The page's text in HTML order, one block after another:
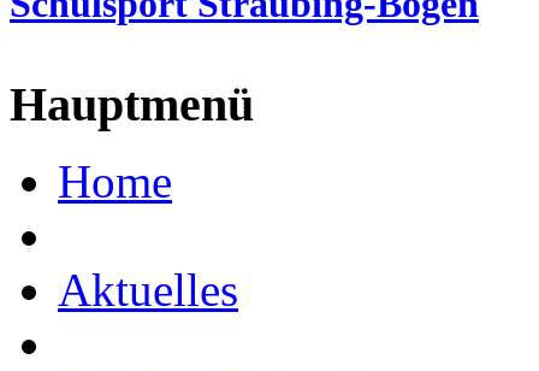
Hauptmenü
Home
Aktuelles